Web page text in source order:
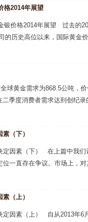
格2014年展望
银价格2014年展望 过去的
的历史高位以来，国际黄金
球黄金需求为868.5公吨，
季度消费者需求达到创纪
（下）
定因素（下） 在上篇中我们
位一直存在争议。市场上，
（上）
定因素（上） 自从2013年6